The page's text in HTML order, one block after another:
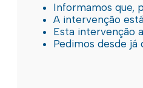
Informamos que,
A intervenção
Esta intervenção
Pedimos desde